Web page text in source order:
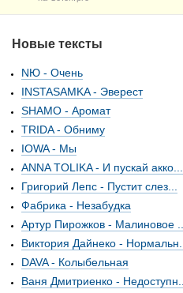
Новые тексты
NЮ - Очень
INSTASAMKA - Эверест
SHAMO - Аромат
TRIDA - Обниму
IOWA - Мы
ANNA TOLIKA - И пускай акко...
Григорий Лепс - Пустит слез...
Фабрика - Незабудка
Артур Пирожков - Малиновое ...
Виктория Дайнеко - Нормальн...
DAVA - Колыбельная
Ваня Дмитриенко - Недоступн...